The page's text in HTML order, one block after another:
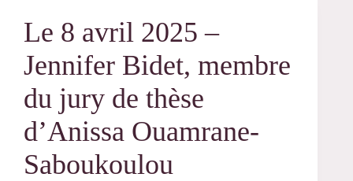
Le 8 avril 2025 –
Jennifer Bidet, membre
du jury de thèse
d’Anissa Ouamrane-
Saboukoulou